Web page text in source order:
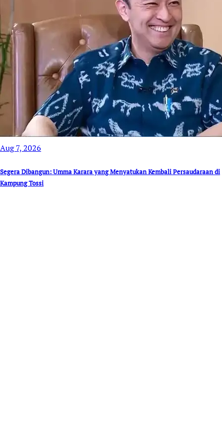
Aug 7, 2026
Segera Dibangun: Umma Karara yang Menyatukan Kembali Persaudaraan di
Kampung Tossi